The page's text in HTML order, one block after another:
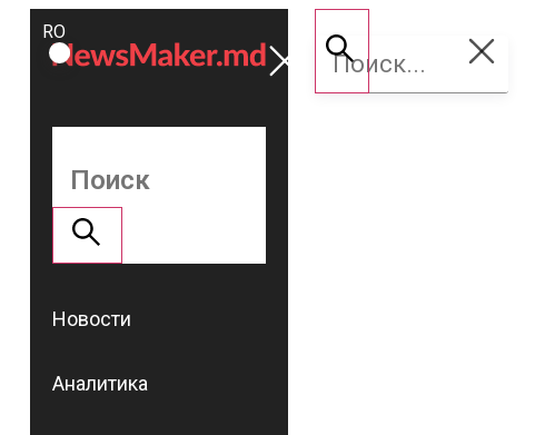
ROMÂNĂ
RU
Поддержать
NM
Новости
Аналитика